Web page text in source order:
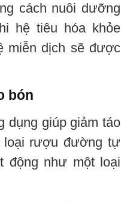
cách nuôi dưỡng
hệ tiêu hóa khỏe
miễn dịch sẽ được
bón
dụng giúp giảm táo
loại rượu đường tự
động như một loại